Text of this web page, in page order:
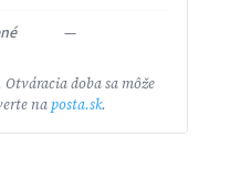
—
doba sa môže
naposta.sk.